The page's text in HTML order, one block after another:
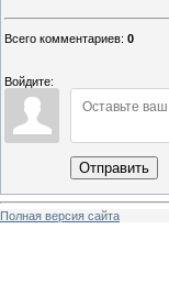
Всего комментариев: 0
Войдите:
Отправить
Полная версия сайта